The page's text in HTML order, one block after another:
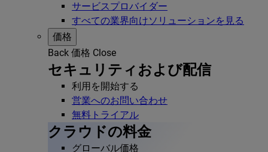
サービスプロバイダー
すべての業界向けソリューションを見る
価格
Back 価格 Close
セキュリティおよび配信
利用を開始する
営業へのお問い合わせ
無料トライアル
クラウドの料金
グローバル価格